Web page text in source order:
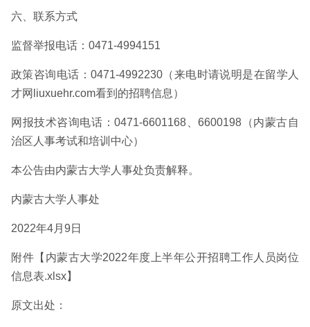
六、联系方式
监督举报电话：0471-4994151
政策咨询电话：0471-4992230（来电时请说明是在留学人
才网liuxuehr.com看到的招聘信息）
网报技术咨询电话：0471-6601168、6600198（内蒙古自
治区人事考试和培训中心）
本公告由内蒙古大学人事处负责解释。
内蒙古大学人事处
2022年4月9日
附件【内蒙古大学2022年度上半年公开招聘工作人员岗位
信息表.xlsx】
原文出处：